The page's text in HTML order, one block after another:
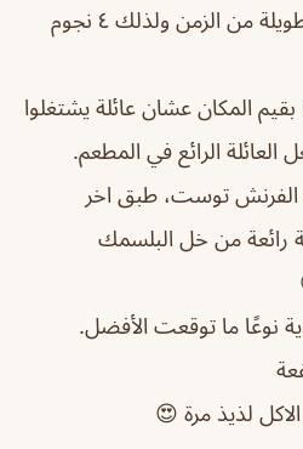
الطلب تأخر نوعًا ما وهلة طويلة من الزمن ولذلك ٤ نجوم
بقيم المكان عشان عائلة يشتغلوا
الرائع في المطعم.
الفرنش توست، طبق اخر
رائعة من خل البلسمك
لذيذ مرة 😍